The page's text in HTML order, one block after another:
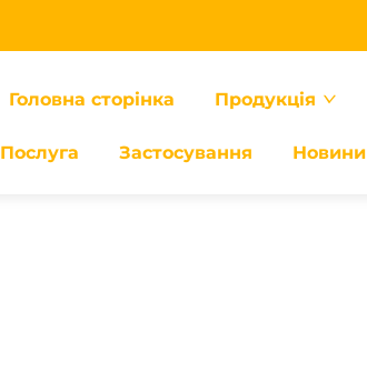
Головна сторінка Продукція
Послуга Застосування Новини